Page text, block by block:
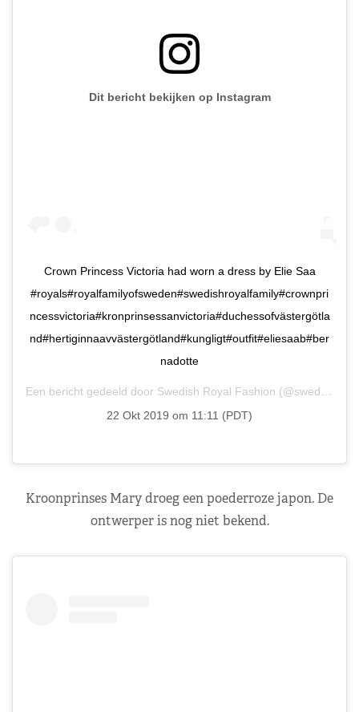
Dit bericht bekijken op Instagram
Crown Princess Victoria had worn a dress by Elie Saa
#royals#royalfamilyofsweden#swedishroyalfamily#crownpri
ncessvictoria#kronprinsessanvictoria#duchessofvästergötla
nd#hertiginnaavvästergötland#kungligt#outfit#eliesaab#ber
nadotte
Een bericht gedeeld door Swedish Royal Fashion (@swedish.royal.fashion) op
22 Okt 2019 om 11:11 (PDT)
Kroonprinses Mary droeg een poederroze japon. De
ontwerper is nog niet bekend.